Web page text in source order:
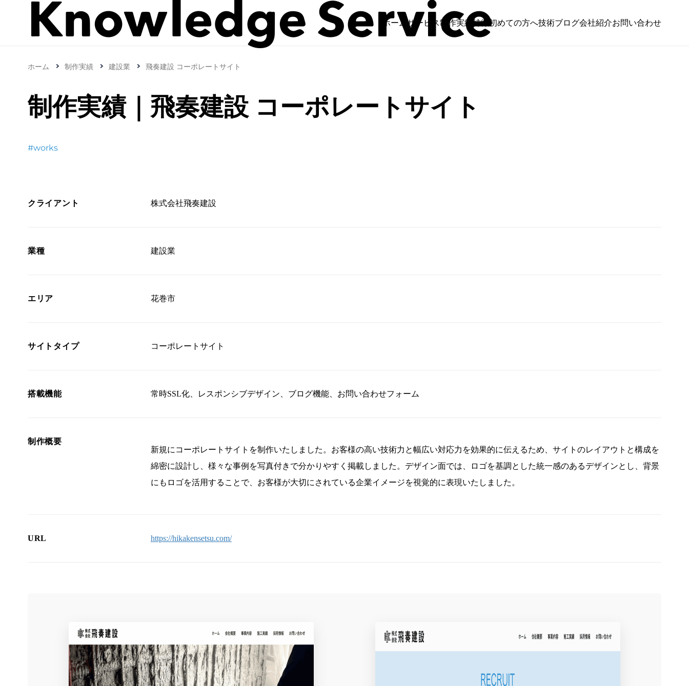
ホーム サービス制作実績 特徴 初めての方へ技術ブログ会社紹介お問い合わせ
ホーム 制作実績 建設業 飛奏建設 コーポレートサイト
制作実績｜飛奏建設 コーポレートサイト
#works
クライアント 株式会社飛奏建設
業種 建設業
エリア 花巻市
サイトタイプ コーポレートサイト
搭載機能 常時SSL化、レスポンシブデザイン、ブログ機能、お問い合わせフォーム
制作概要
新規にコーポレートサイトを制作いたしました。お客様の高い技術力と幅広い対応力を効果的に伝えるため、サイトのレイアウトと構成を
綿密に設計し、様々な事例を写真付きで分かりやすく掲載しました。デザイン面では、ロゴを基調とした統一感のあるデザインとし、背景
にもロゴを活用することで、お客様が大切にされている企業イメージを視覚的に表現いたしました。
URL https://hikakensetsu.com/